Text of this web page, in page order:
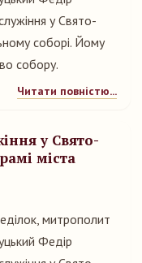
у Свято-
соборі. Йому
собору.
Читати повністю...
у Свято-
міста
митрополит
Федір